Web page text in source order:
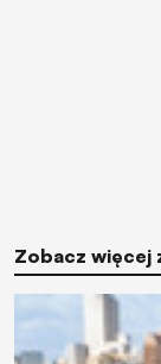
Zobacz więcej